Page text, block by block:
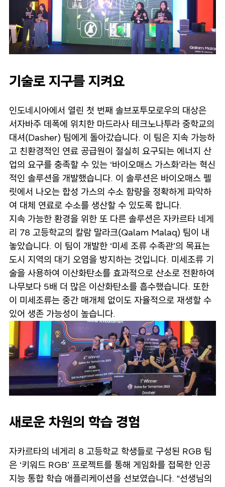
기술로 지구를 지켜요
인도네시아에서 열린 첫 번째 솔브포투모로우의 대상은
서자바주 데폭에 위치한 마드라사 테크노나투라 중학교의
대셔(Dasher) 팀에게 돌아갔습니다. 이 팀은 지속 가능하
고 친환경적인 연료 공급원이 절실히 요구되는 에너지 산
업의 요구를 충족할 수 있는 ‘바이오매스 가스화’라는 혁신
적인 솔루션을 개발했습니다. 이 솔루션은 바이오매스 펠
릿에서 나오는 합성 가스의 수소 함량을 정확하게 파악하
여 대체 연료로 수소를 생산할 수 있도록 합니다.
지속 가능한 환경을 위한 또 다른 솔루션은 자카르타 네게
리 78 고등학교의 칼람 말라크(Qalam Malaq) 팀이 내
놓았습니다. 이 팀이 개발한 ‘미세 조류 수족관’의 목표는
도시 지역의 대기 오염을 방지하는 것입니다. 미세조류 기
술을 사용하여 이산화탄소를 효과적으로 산소로 전환하여
나무보다 5배 더 많은 이산화탄소를 흡수했습니다. 또한
이 미세조류는 중간 매개체 없이도 자율적으로 재생할 수
있어 생존 가능성이 높습니다.
새로운 차원의 학습 경험
자카르타의 네게리 8 고등학교 학생들로 구성된 RGB 팀
은 ‘키워드 RGB’ 프로젝트를 통해 게임화를 접목한 인공
지능 통합 학습 애플리케이션을 선보였습니다. “선생님의